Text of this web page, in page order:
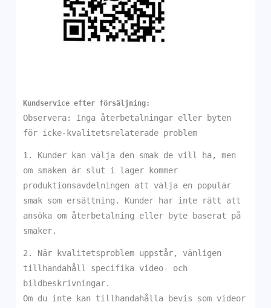
Kundservice efter försäljning:
Observera: Inga återbetalningar eller byten
för icke-kvalitetsrelaterade problem
1. Kunder kan välja den smak de vill ha, men
om smaken är slut i lager kommer
produktionsavdelningen att välja en populär
smak som ersättning. Kunder har inte rätt att
ansöka om återbetalning eller byte baserat på
smaker.
2. När kvalitetsproblem uppstår, vänligen
tillhandahåll specifika video- och
bildbeskrivningar.
Om du inte kan tillhandahålla bevis som videor